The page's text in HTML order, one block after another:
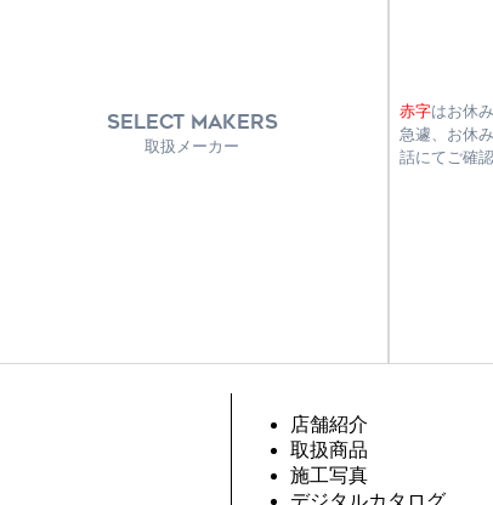
SELECT MAKERS
取扱メーカー
赤字はお休
急遽、お休
話にてご確
店舗紹介
取扱商品
施工写真